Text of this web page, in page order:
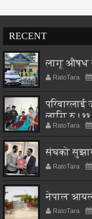
RECENT
लागू औषध
RatoTara
लागि रु।
RatoTara
संघको
RatoTara
नेपाल आयल
RatoTara